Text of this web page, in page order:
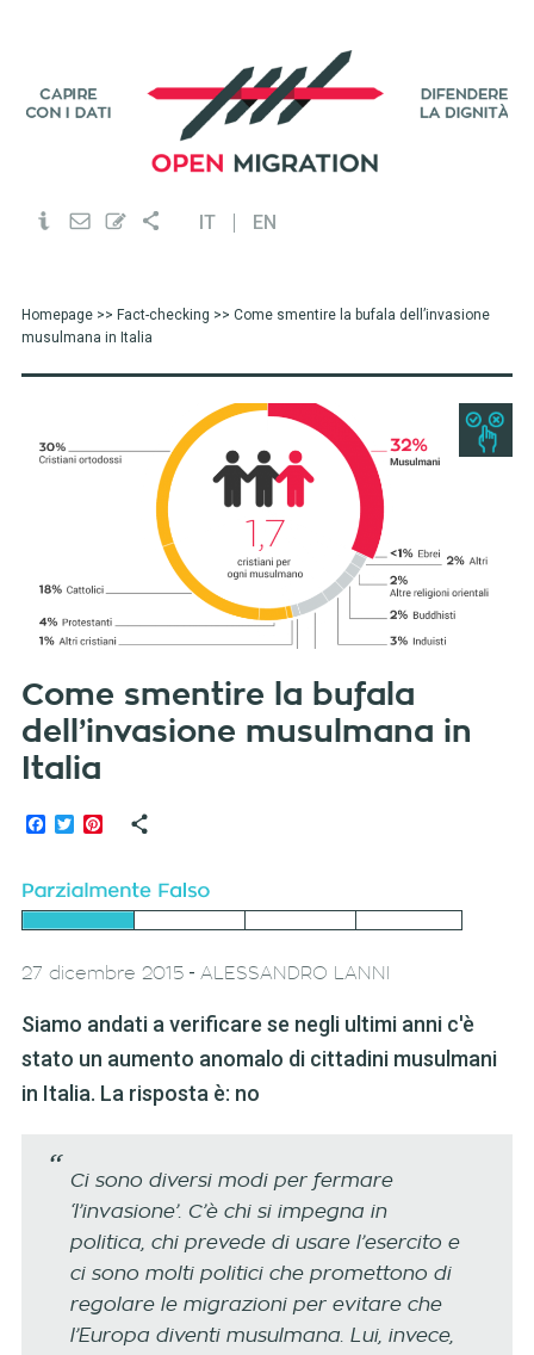
IT EN
Homepage>> Fact-checking >> Come smentire la bufala dell’invasione
musulmana in Italia
Come smentire la bufala
dell’invasione musulmana in
Italia
Facebook
TwitterPinterest
27 dicembre 2015- ALESSANDRO LANNI
Siamo andati a verificare se negli ultimi anni c'è
stato un aumento anomalo di cittadini musulmani
in Italia. La risposta è: no
Ci sono diversi modi per fermare
‘l’invasione’. C’è chi si impegna in
politica, chi prevede di usare l’esercito e
ci sono molti politici che promettono di
regolare le migrazioni per evitare che
l’Europa diventi musulmana. Lui, invece,